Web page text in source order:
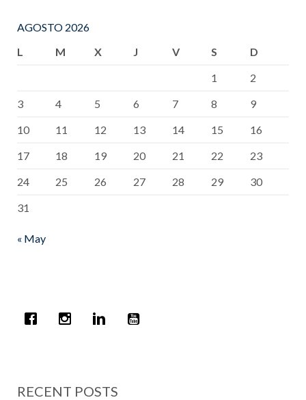
AGOSTO 2026
L
M X J V S
D
1
2
3
4 5 6 7 8
9
10
11 12 13 14 15
16
17
18 19 20 21 22
23
24
25 26 27 28 29
30
31
« May
RECENT POSTS